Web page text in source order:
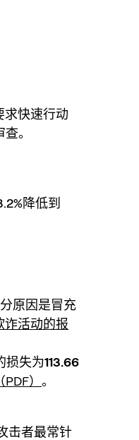
求快速行动
。
降低到
原因是冒充
诈活动的报
损失为113.66
） 。
击者最常针